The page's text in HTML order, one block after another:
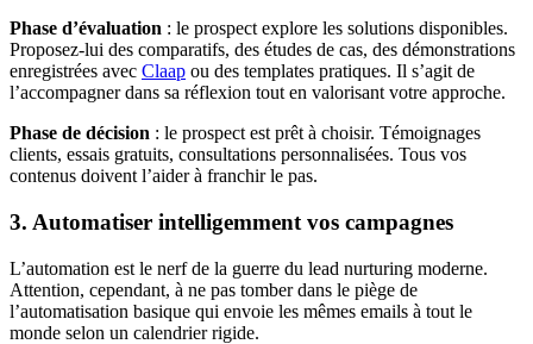
Phase d’évaluation : le prospect explore les solutions disponibles.
Proposez-lui des comparatifs, des études de cas, des démonstrations
enregistrées avec Claap ou des templates pratiques. Il s’agit de
l’accompagner dans sa réflexion tout en valorisant votre approche.
Phase de décision : le prospect est prêt à choisir. Témoignages
clients, essais gratuits, consultations personnalisées. Tous vos
contenus doivent l’aider à franchir le pas.
3. Automatiser intelligemment vos campagnes
L’automation est le nerf de la guerre du lead nurturing moderne.
Attention, cependant, à ne pas tomber dans le piège de
l’automatisation basique qui envoie les mêmes emails à tout le
monde selon un calendrier rigide.